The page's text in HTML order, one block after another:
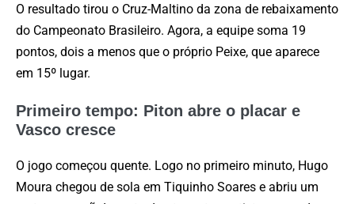
O resultado tirou o Cruz-Maltino da zona de rebaixamento
do Campeonato Brasileiro. Agora, a equipe soma 19
pontos, dois a menos que o próprio Peixe, que aparece
em 15º lugar.
Primeiro tempo: Piton abre o placar e
Vasco cresce
O jogo começou quente. Logo no primeiro minuto, Hugo
Moura chegou de sola em Tiquinho Soares e abriu um